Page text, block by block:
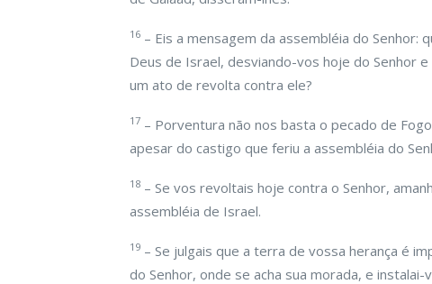
16 – Eis a mensagem da assembléia do
Deus de Israel, desviando-vos hoje do Senhor
um ato de revolta contra ele?
17 – Porventura não nos basta o pecado de
apesar do castigo que feriu a assembléia do
18 – Se vos revoltais hoje contra o Senhor,
assembléia de Israel.
19 – Se julgais que a terra de vossa herança é
do Senhor, onde se acha sua morada, e